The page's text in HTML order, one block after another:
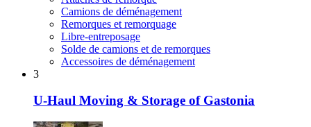
Camions de déménagement
Remorques et remorquage
Libre-entreposage
Solde de camions et de remorques
Accessoires de déménagement
3
U-Haul Moving & Storage of Gastonia